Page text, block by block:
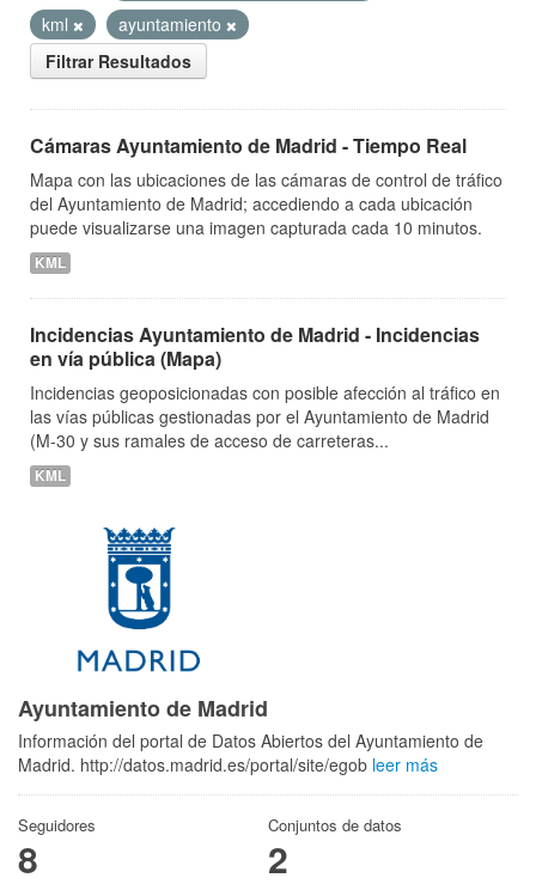
kml
ayuntamiento
Filtrar Resultados
Cámaras Ayuntamiento de Madrid - Tiempo Real
Mapa con las ubicaciones de las cámaras de control de tráfico
del Ayuntamiento de Madrid; accediendo a cada ubicación
puede visualizarse una imagen capturada cada 10 minutos.
KML
Incidencias Ayuntamiento de Madrid - Incidencias
en vía pública (Mapa)
Incidencias geoposicionadas con posible afección al tráfico en
las vías públicas gestionadas por el Ayuntamiento de Madrid
(M-30 y sus ramales de acceso de carreteras...
KML
Ayuntamiento de Madrid
Información del portal de Datos Abiertos del Ayuntamiento de
Madrid. http://datos.madrid.es/portal/site/egob leer más
Seguidores
8
Conjuntos de datos
2